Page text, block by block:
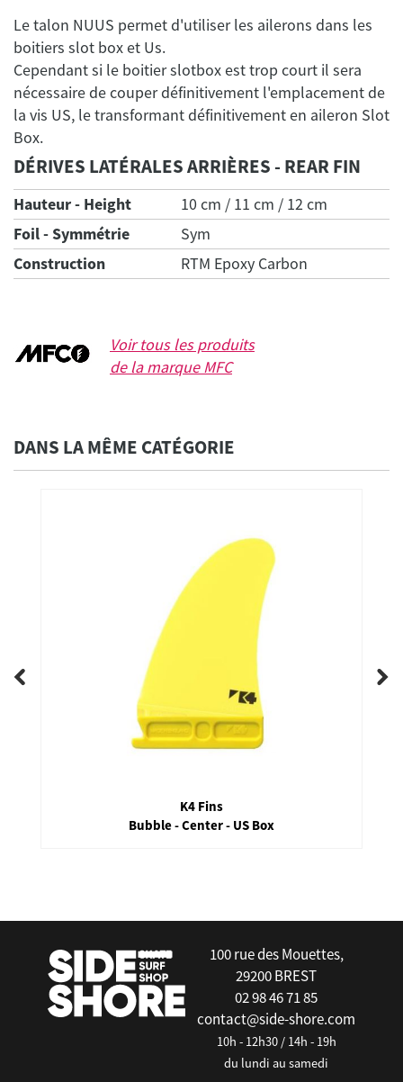
Le talon NUUS permet d'utiliser les ailerons dans les
boitiers slot box et Us.
Cependant si le boitier slotbox est trop court il sera
nécessaire de couper définitivement l'emplacement de
la vis US, le transformant définitivement en aileron Slot
DÉRIVES LATÉRALES ARRIÈRES - REAR FIN
Hauteur - Height
10 cm / 11 cm / 12 cm
Foil - Symmétrie
Sym
Construction
RTM Epoxy Carbon
Voir tous les produits
de la marqueMFC
DANS LA MÊME CATÉGORIE
K4 Fins
Bubble - Center - US Box
100 rue des Mouettes,
29200 BREST
02 98 46 71 85
contact@side-shore.com
10h - 12h30 / 14h - 19h
du lundi au samedi